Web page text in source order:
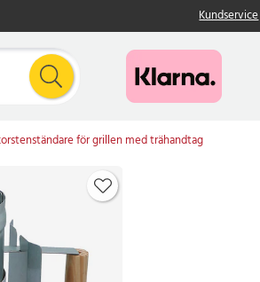
Kundservice
för grillen med trähandtag